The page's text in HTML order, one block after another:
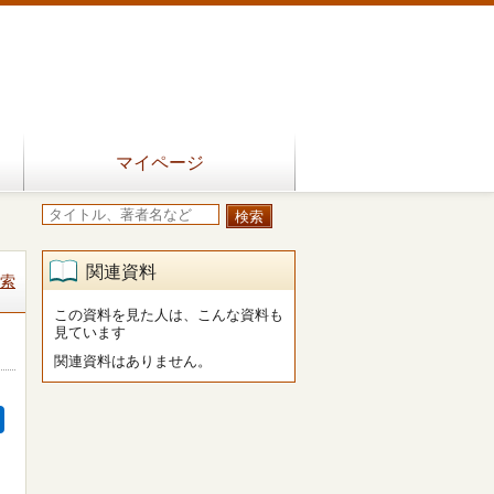
マイページ
関連資料
この資料を見た人は、こんな資料も
見ています
関連資料はありません。